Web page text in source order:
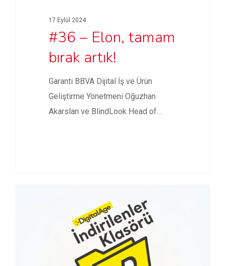
17 Eylül 2024
#36 – Elon, tamam
bırak artık!
Garanti BBVA Dijital İş ve Ürün
Geliştirme Yönetmeni Oğuzhan
Akarslan ve BlindLook Head of